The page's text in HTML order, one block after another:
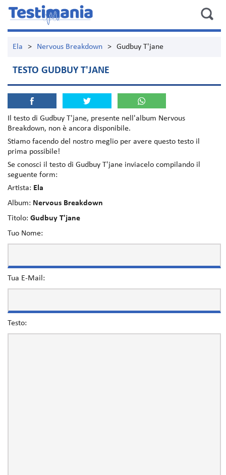
Ela > Nervous Breakdown > Gudbuy T'jane
TESTO GUDBUY T'JANE
Il testo di Gudbuy T'jane, presente nell'album Nervous
Breakdown, non è ancora disponibile.
Stiamo facendo del nostro meglio per avere questo testo il
prima possibile!
Se conosci il testo di Gudbuy T'jane inviacelo compilando il
seguente form:
Artista: Ela
Album: Nervous Breakdown
Titolo: Gudbuy T'jane
Tuo Nome:
Tua E-Mail:
Testo: